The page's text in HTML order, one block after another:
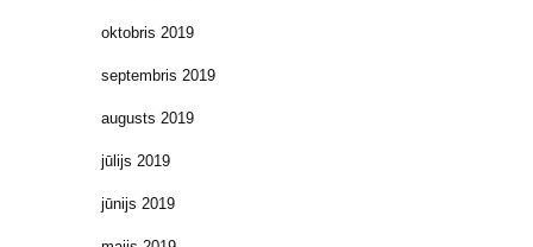
oktobris 2019
septembris 2019
augusts 2019
jūlijs 2019
jūnijs 2019